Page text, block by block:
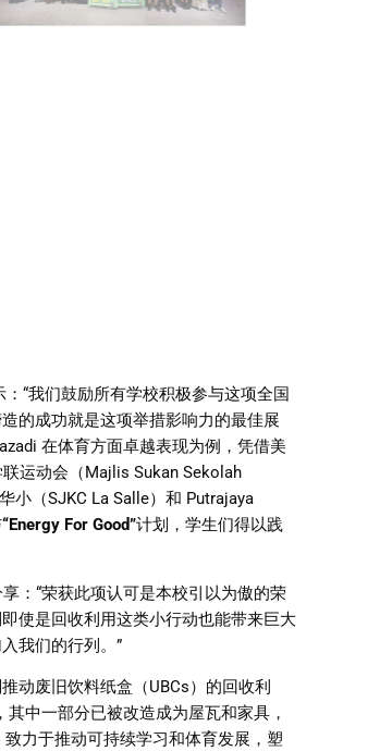
“我们鼓励所有学校积极参与这项全国
的成功就是这项举措影响力的最佳展
在体育方面卓越表现为例，凭借美
运动会（Majlis Sukan Sekolah
小（SJKC La Salle）和 Putrajaya
“Energy For Good”计划，学生们得以践
： “荣获此项认可是本校引以为傲的荣
使是回收利用这类小行动也能带来巨大
我们的行列。 ”
动废旧饮料纸盒（UBCs）的回收利
中一部分已被改造成为屋瓦和家具，
力于推动可持续学习和体育发展，塑